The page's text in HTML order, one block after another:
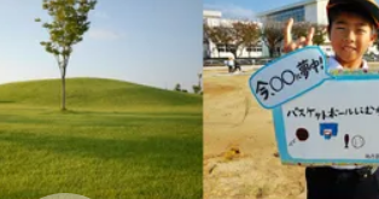
ゲーム・サービス開発
書籍・雑誌出版